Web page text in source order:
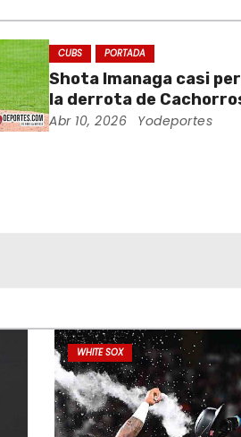
CUBS PORTADA
Shota Imanaga casi
la derrota de
Piratas
Abr 10, 2026 Yodeportes
WHITE SOX